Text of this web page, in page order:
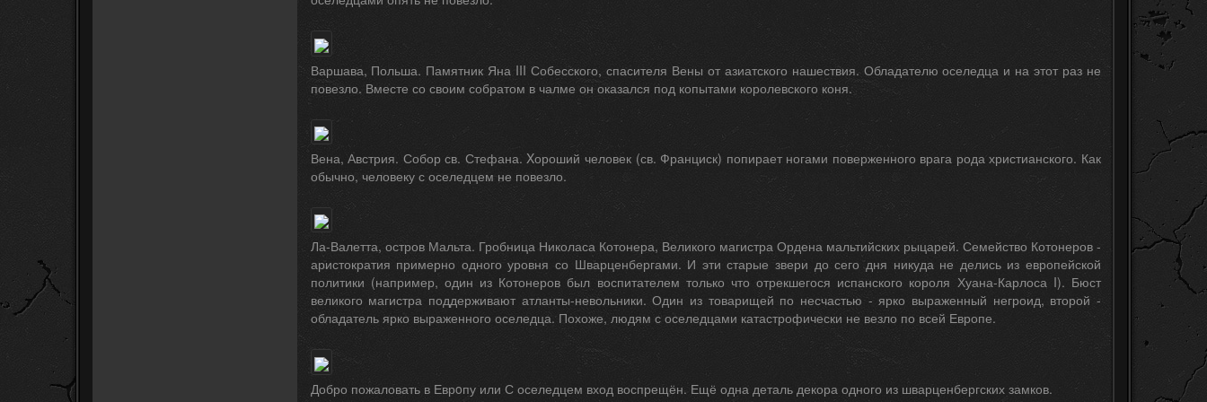
Варшава, Польша. Памятник Яна III Собесского, спасителя Вены от азиатского нашествия. Обладателю оселедца и на этот раз не
повезло. Вместе со своим собратом в чалме он оказался под копытами королевского коня.
Вена, Австрия. Собор св. Стефана. Xороший человек (св. Франциск) попирает ногами поверженного врага рода христианского. Как
обычно, человеку с оселедцем не повезло.
Ла-Валетта, остров Мальта. Гробница Николаса Котонера, Великого магистра Ордена мальтийских рыцарей. Семейство Котонеров -
аристократия примерно одного уровня со Шварценбергами. И эти старые звери до сего дня никуда не делись из европейской
политики (например, один из Котонеров был воспитателем только что отрекшегося испанского короля Хуана-Карлоса I). Бюст
великого магистра поддерживают атланты-невольники. Один из товарищей по несчастью - ярко выраженный негроид, второй -
обладатель ярко выраженного оселедца. Похоже, людям с оселедцами катастрофически не везло по всей Европе.
Добро пожаловать в Еврoпу или С оселедцем вход воспрещён. Ещё одна деталь декора одного из шварценбергских замков.